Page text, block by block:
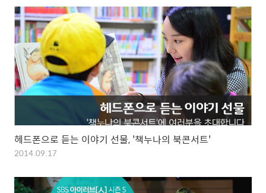
헤드폰으로 듣는 이야기 선물, '책누나의 북콘서트'
2014.09.17